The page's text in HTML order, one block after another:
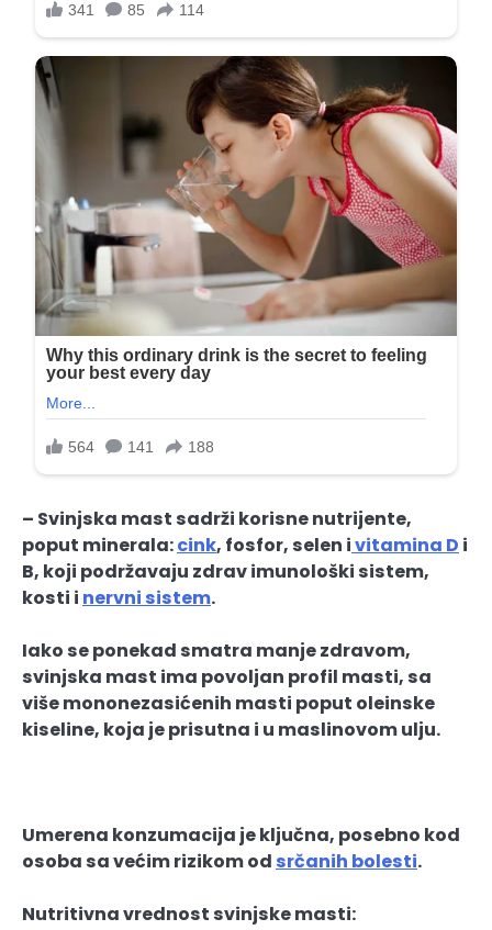
– Svinjska mast sadrži korisne nutrijente,
poput minerala:cink, fosfor, selen ivitamina D i
B, koji podržavaju zdrav imunološki sistem,
kosti i nervni sistem.
Iako se ponekad smatra manje zdravom,
svinjska mast ima povoljan profil masti, sa
više mononezasićenih masti poput oleinske
kiseline, koja je prisutna i u maslinovom ulju.
Umerena konzumacija je ključna, posebno kod
osoba sa većim rizikom od srčanih bolesti.
Nutritivna vrednost svinjske masti: